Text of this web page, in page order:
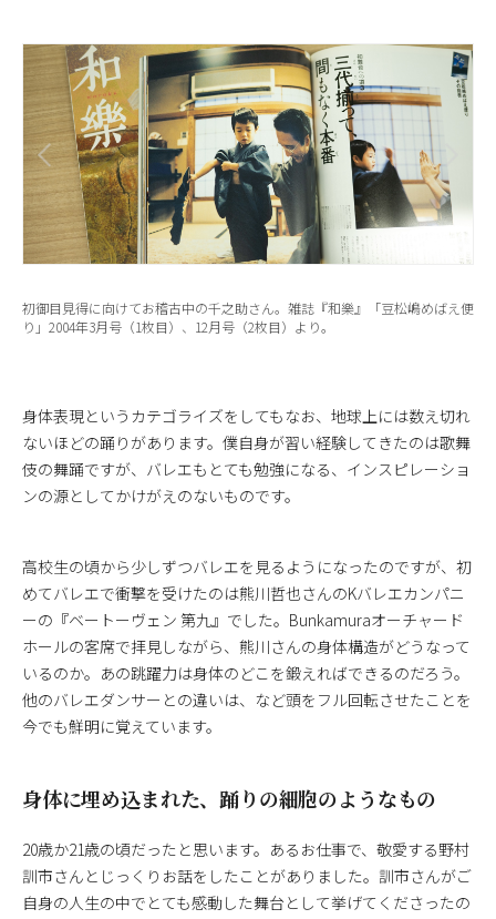
初御目見得に向けてお稽古中の千之助さん。雑誌『和樂』「豆松嶋めばえ便
り」2004年3月号（1枚目）、12月号（2枚目）より。
身体表現というカテゴライズをしてもなお、地球上には数え切れ
ないほどの踊りがあります。僕自身が習い経験してきたのは歌舞
伎の舞踊ですが、バレエもとても勉強になる、インスピレーショ
ンの源としてかけがえのないものです。
高校生の頃から少しずつバレエを見るようになったのですが、初
めてバレエで衝撃を受けたのは熊川哲也さんのKバレエカンパニ
ーの『ベートーヴェン 第九』でした。Bunkamuraオーチャード
ホールの客席で拝見しながら、熊川さんの身体構造がどうなって
いるのか。あの跳躍力は身体のどこを鍛えればできるのだろう。
他のバレエダンサーとの違いは、など頭をフル回転させたことを
今でも鮮明に覚えています。
身体に埋め込まれた、踊りの細胞のようなもの
20歳か21歳の頃だったと思います。あるお仕事で、敬愛する野村
訓市さんとじっくりお話をしたことがありました。訓市さんがご
自身の人生の中でとても感動した舞台として挙げてくださったの